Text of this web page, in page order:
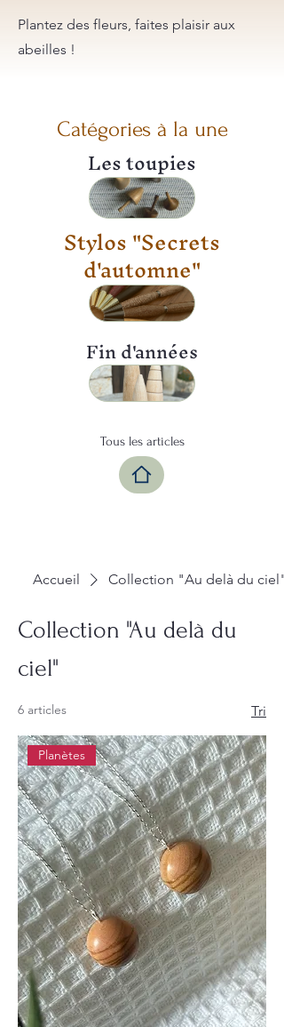
Plantez des fleurs, faites plaisir aux
abeilles !
Catégories à la une
Les toupies
Stylos "Secrets
d'automne"
Fin d'années
Tous les articles
Accueil Collection "Au delà du ciel"
Collection "Au delà du
ciel"
6 articles Tri
Planètes